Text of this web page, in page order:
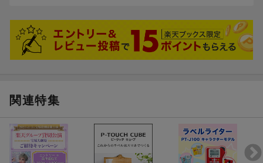
は低いですが(3日間未使用で1%減)4時間使用で25%減と電池減りが
大きいのがが気になります。まぁ自炊作品使ってるからと言われれ
ばそれまでなんですがね・・・
11/29 追記
カラー出ましたがブラックフライデーでも3万円するのでこちらで
良かったかな。(性能比較してませんが)
関連特集